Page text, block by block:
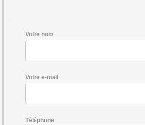
Votre nom
Votre e-mail
Téléphone